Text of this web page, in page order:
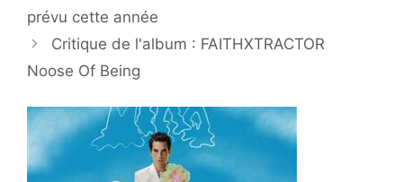
prévu cette année
Critique de l'album : FAITHXTRACTOR
Noose Of Being